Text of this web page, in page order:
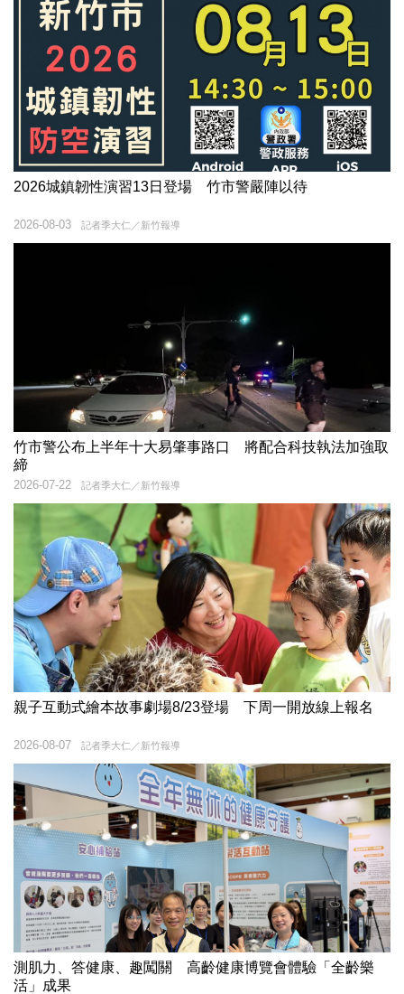
2026城鎮韌性演習13日登場 竹市警嚴陣以待
記者季大仁／新竹報導
2026-08-03
竹市警公布上半年十大易肇事路口 將配合科技執法加強取
締
記者季大仁／新竹報導
2026-07-22
親子互動式繪本故事劇場8/23登場 下周一開放線上報名
記者季大仁／新竹報導
2026-08-07
測肌力、答健康、趣闖關 高齡健康博覽會體驗「全齡樂
活」成果